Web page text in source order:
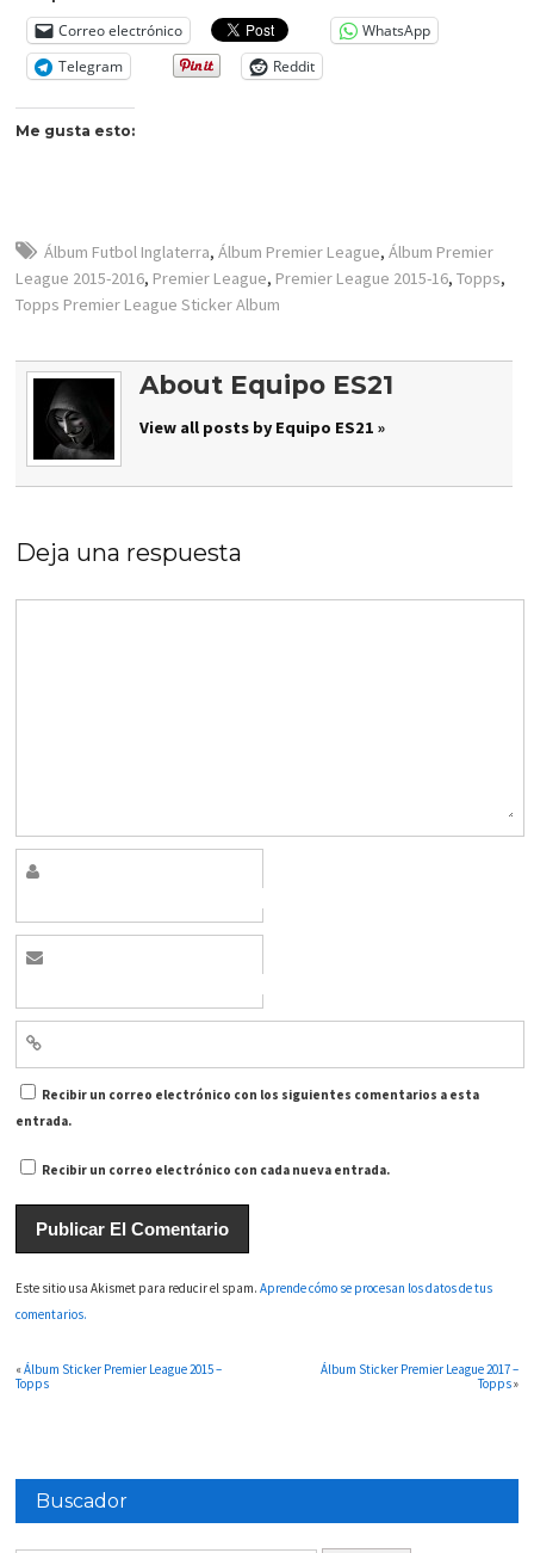
Correo electrónico
WhatsApp
Telegram
Reddit
Me gusta esto:
Álbum Futbol Inglaterra,Álbum Premier League,Álbum Premier
League 2015-2016, Premier League, Premier League 2015-16,Topps,
Topps Premier League Sticker Album
About Equipo ES21
View all posts by Equipo ES21 »
Deja una respuesta
Recibir un correo electrónico con los siguientes comentarios a esta
entrada.
Recibir un correo electrónico con cada nueva entrada.
Este sitio usa Akismet para reducir el spam.Aprende cómo se procesan los datos de tus
comentarios.
«Álbum Sticker Premier League 2015 –
Topps
Álbum Sticker Premier League 2017 –
Topps»
Buscador